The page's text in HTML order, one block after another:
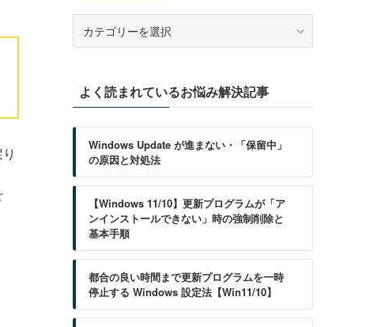
ーよく読まれているお悩み解決記事
Windows Update が進まない・「保留中」
の原因と対処法
【Windows 11/10】更新プログラムが「ア
ンインストールできない」時の強制削除と
基本手順
都合の良い時間まで更新プログラムを一時
停止する Windows 設定法【Win11/10】